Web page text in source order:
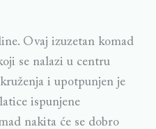
Ovaj izuzetan komad
se nalazi u centru
i upotpunjen je
ispunjene
nakita će se dobro